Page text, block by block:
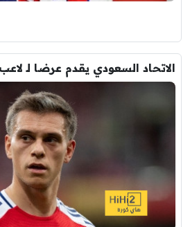
الاتحاد السعودي يقدم عرضا لـ